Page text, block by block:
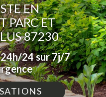
EN
PARC ET
87230
24 sur 7j/7